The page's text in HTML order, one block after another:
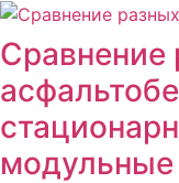
Сравнение
модульные